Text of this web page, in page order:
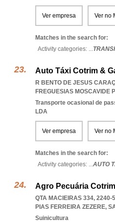
Ver empresa Ver no
Matches in the search for:
Activity categories: ...
Auto Táxi Cotrim &
R BENTO DE JESUS
FREGUESIAS MOSCAVIDE
Transporte ocasional de
LDA
Ver empresa Ver no
Matches in the search for:
Activity categories: ...AUTO
Agro Pecuária
QTA MACIEIRAS 334, 2240-
PIAS FERREIRA ZEZERE,
Suinicultura